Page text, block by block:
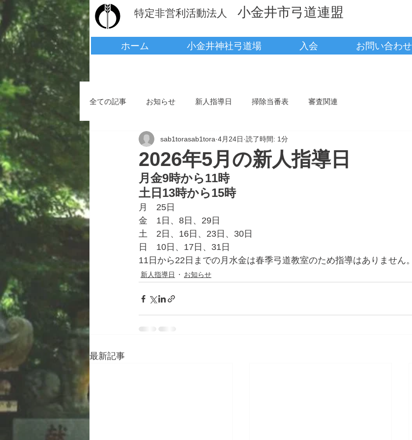
​​特定非営利活動法人 小金井市弓道連盟
ホーム 小金井神社弓道場 入会 お問い合わせ
全ての記事 お知らせ 新人指導日 掃除当番表 審査関連
2026年5月の新人指導日
sab1torasab1tora 4月24日 読了時間: 1分
月金9時から11時
土日13時から15時
月　25日
金　1日、8日、29日
土　2日、16日、23日、30日
日　10日、17日、31日
11日から22日までの月水金は春季弓道教室のため指導はありません。
新人指導日 お知らせ
最新記事